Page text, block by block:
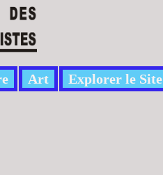
Art
Explorer le Site